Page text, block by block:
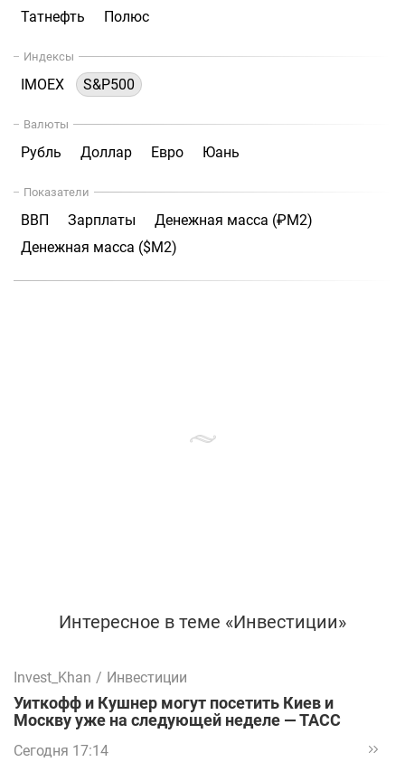
Татнефть
Полюс
Индексы
IMOEX S&P500
Валюты
Рубль Доллар Евро Юань
Показатели
ВВП Зарплаты
Денежная масса (₽М2)
Денежная масса ($М2)
Интересное в теме «Инвестиции»
Invest_Khan / Инвестиции
Уиткофф и Кушнер могут посетить Киев и
Москву уже на следующей неделе — ТАСС
Сегодня 17:14